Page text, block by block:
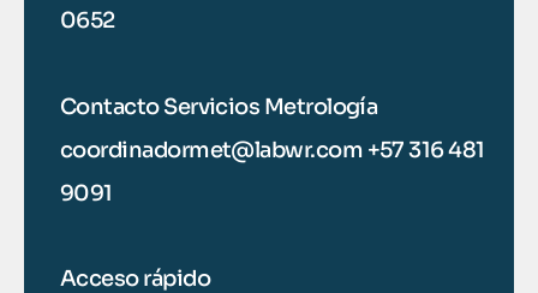
0652
Contacto Servicios Metrología
coordinadormet@labwr.com +57 316 481
9091
Acceso rápido